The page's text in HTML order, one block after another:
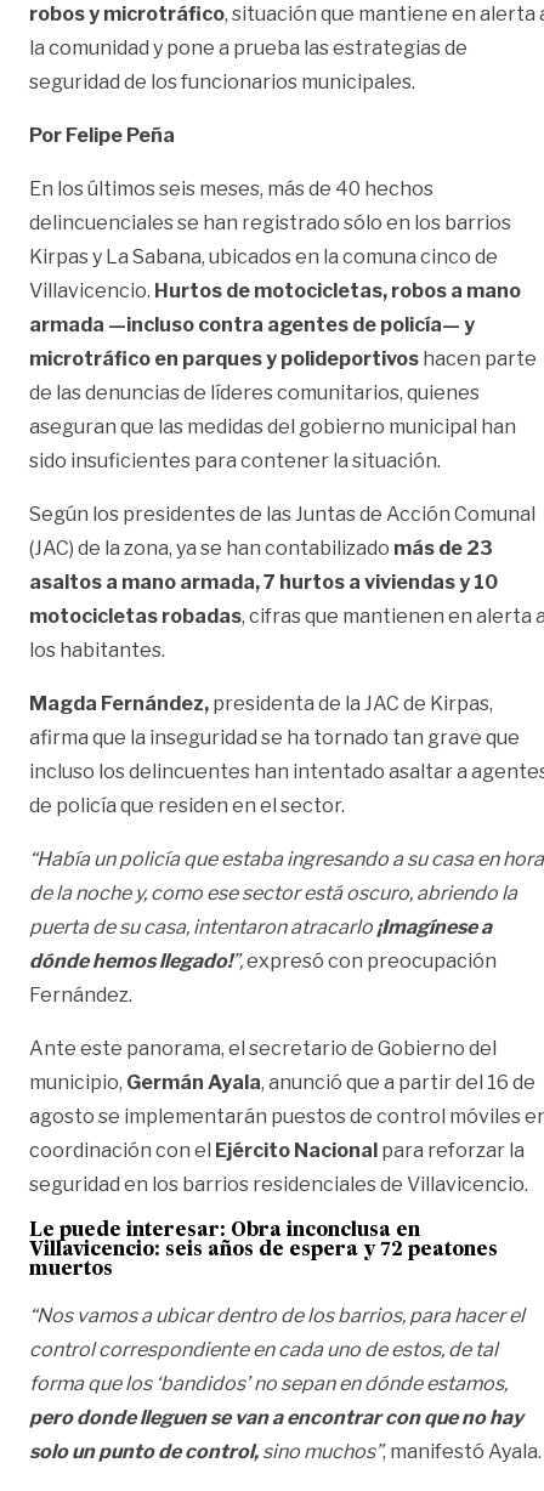
robos y microtráfico, situación que mantiene en alerta
la comunidad y pone a prueba las estrategias de
seguridad de los funcionarios municipales.
Por Felipe Peña
En los últimos seis meses, más de 40 hechos
delincuenciales se han registrado sólo en los barrios
Kirpas y La Sabana, ubicados en la comuna cinco de
Villavicencio. Hurtos de motocicletas, robos a mano
armada —incluso contra agentes de policía— y
microtráfico en parques y polideportivos hacen parte
de las denuncias de líderes comunitarios, quienes
aseguran que las medidas del gobierno municipal han
sido insuficientes para contener la situación.
Según los presidentes de las Juntas de Acción Comunal
(JAC) de la zona, ya se han contabilizado más de 23
asaltos a mano armada, 7 hurtos a viviendas y 10
motocicletas robadas, cifras que mantienen en alerta
los habitantes.
Magda Fernández, presidenta de la JAC de Kirpas,
afirma que la inseguridad se ha tornado tan grave que
incluso los delincuentes han intentado asaltar a
de policía que residen en el sector.
“Había un policía que estaba ingresando a su casa en
de la noche y, como ese sector está oscuro, abriendo la
puerta de su casa, intentaron atracarlo ¡Imagínese a
dónde hemos llegado!”,expresó con preocupación
Fernández.
Ante este panorama, el secretario de Gobierno del
municipio, Germán Ayala, anunció que a partir del 16 de
agosto se implementarán puestos de control móviles
coordinación con el Ejército Nacional para reforzar la
seguridad en los barrios residenciales de Villavicencio.
Le puede interesar: Obra inconclusa en
Villavicencio: seis años de espera y 72 peatones
muertos
“Nos vamos a ubicar dentro de los barrios, para hacer el
control correspondiente en cada uno de estos, de tal
forma que los ‘bandidos’ no sepan en dónde estamos,
pero donde lleguen se van a encontrar con que no hay
solo un punto de control, sino muchos”, manifestó Ayala.